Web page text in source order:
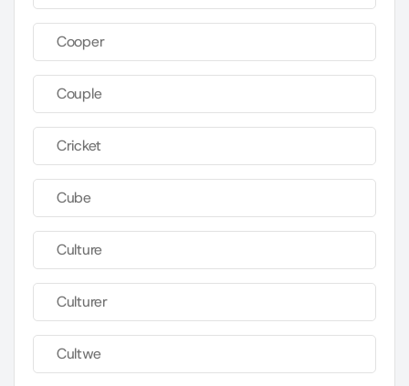
Cooper
Couple
Cricket
Cube
Culture
Culturer
Cultwe